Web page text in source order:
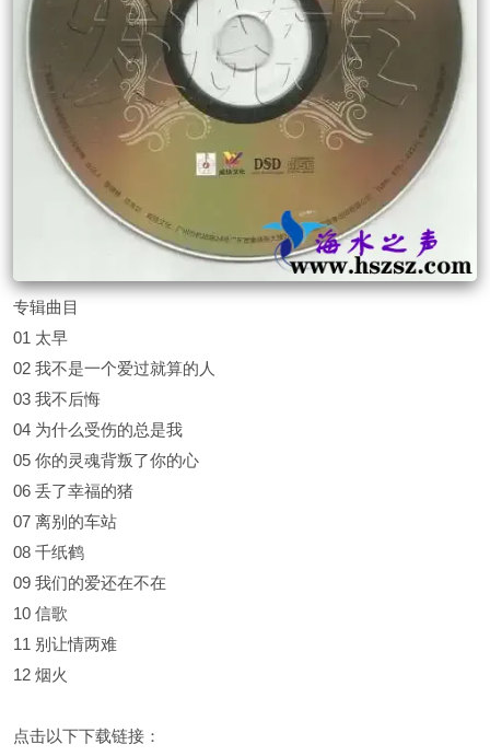
专辑曲目
01 太早
02 我不是一个爱过就算的人
03 我不后悔
04 为什么受伤的总是我
05 你的灵魂背叛了你的心
06 丢了幸福的猪
07 离别的车站
08 千纸鹤
09 我们的爱还在不在
10 信歌
11 别让情两难
12 烟火
点击以下下载链接：